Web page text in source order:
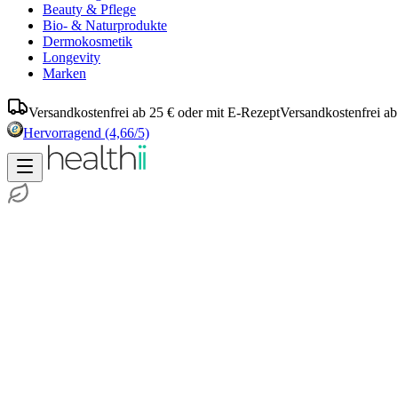
Beauty & Pflege
Bio- & Naturprodukte
Dermokosmetik
Longevity
Marken
Versandkostenfrei ab 25 € oder mit E-RezeptVersandkostenfrei
Hervorragend (4,66/5)